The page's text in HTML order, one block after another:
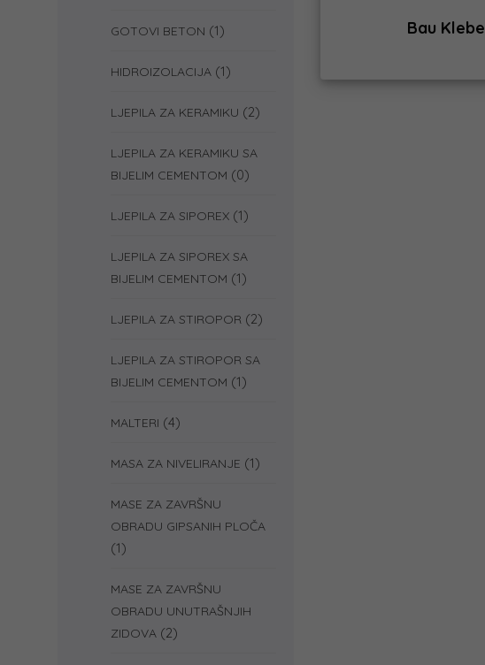
GOTOVI BETON (1)
HIDROIZOLACIJA (1)
LJEPILA ZA KERAMIKU (2)
LJEPILA ZA KERAMIKU SA
BIJELIM CEMENTOM (0)
LJEPILA ZA SIPOREX (1)
LJEPILA ZA SIPOREX SA
BIJELIM CEMENTOM (1)
LJEPILA ZA STIROPOR (2)
LJEPILA ZA STIROPOR SA
BIJELIM CEMENTOM (1)
MALTERI (4)
MASA ZA NIVELIRANJE (1)
MASE ZA ZAVRŠNU
OBRADU GIPSANIH PLOČA
(1)
MASE ZA ZAVRŠNU
OBRADU UNUTRAŠNJIH
ZIDOVA (2)
Bau Klebe